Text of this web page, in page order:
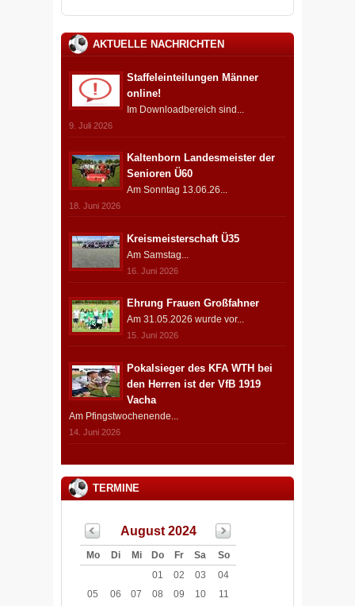
AKTUELLE NACHRICHTEN
Staffeleinteilungen Männer
online!
Im Downloadbereich sind...
9. Juli 2026
Kaltenborn Landesmeister der
Senioren Ü60
Am Sonntag 13.06.26...
18. Juni 2026
Kreismeisterschaft Ü35
Am Samstag...
16. Juni 2026
Ehrung Frauen Großfahner
Am 31.05.2026 wurde vor...
15. Juni 2026
Pokalsieger des KFA WTH bei
den Herren ist der VfB 1919
Vacha
Am Pfingstwochenende...
14. Juni 2026
TERMINE
August 2024
Mo Di Mi Do Fr Sa
So
01
02 03
04
05
06 07 08 09 10
11